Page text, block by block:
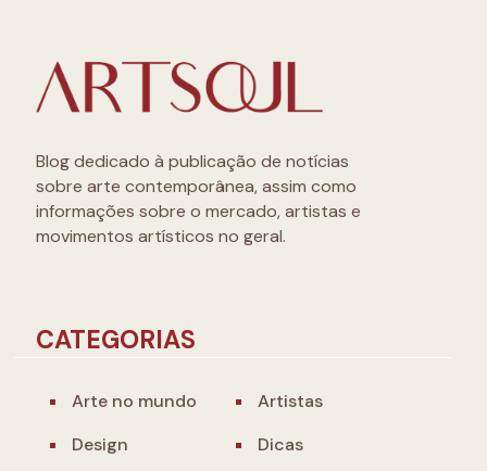
Blog dedicado à publicação de notícias
sobre arte contemporânea, assim como
informações sobre o mercado, artistas e
movimentos artísticos no geral.
CATEGORIAS
Arte no mundo
Artistas
Design
Dicas